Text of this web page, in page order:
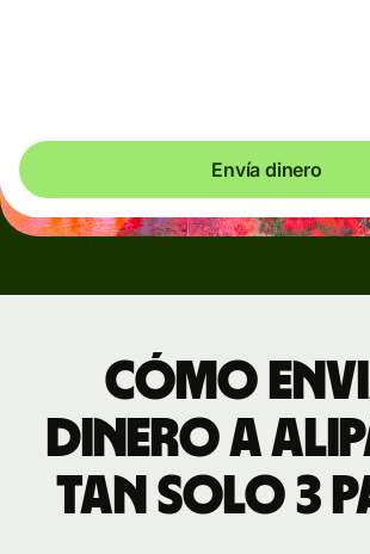
Envía dinero
Cómo
dinero a
tan solo 3